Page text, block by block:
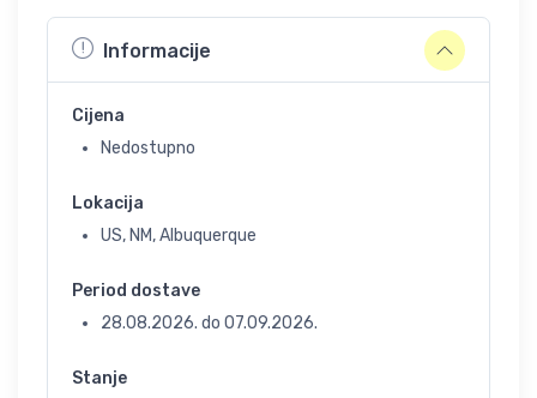
Informacije
Cijena
Nedostupno
Lokacija
US, NM, Albuquerque
Period dostave
28.08.2026. do 07.09.2026.
Stanje